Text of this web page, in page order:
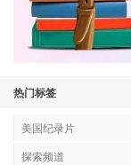
热门标签
美国纪录片
探索频道